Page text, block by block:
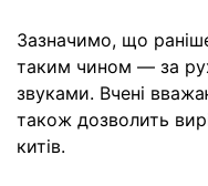
Зазначимо, що
таким чином — за
звуками. Вчені
також дозволить
китів.